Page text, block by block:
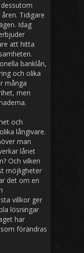
Tidigare
Idag
att hitta
banklån,
och olika
många
men
och
långivare.
man
lånet
Och vilken
möjligheter
det om en
villkor ger
lösningar
har
förändras